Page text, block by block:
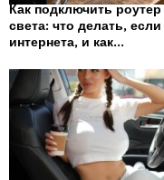
Как подключить роутер
света: что делать, если
интернета, и как...